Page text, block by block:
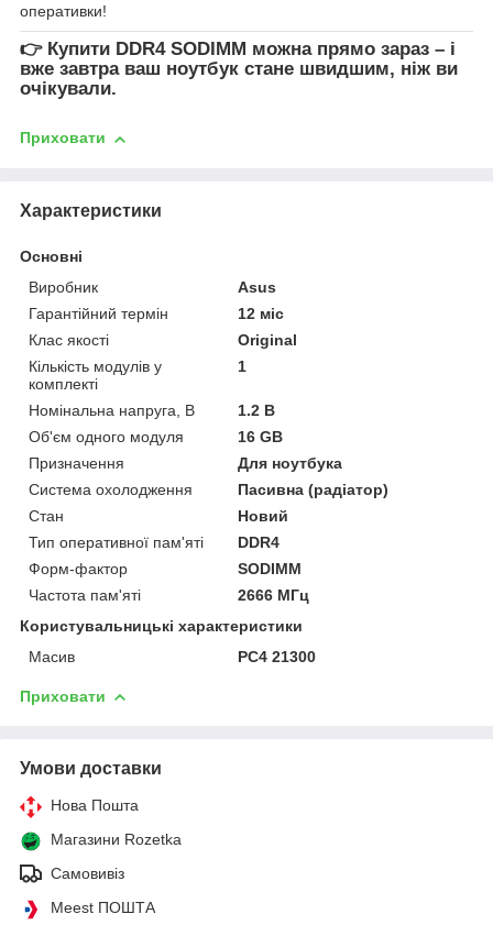
оперативки!
👉 Купити DDR4 SODIMM можна прямо зараз – і
вже завтра ваш ноутбук стане швидшим, ніж ви
очікували.
Приховати
Характеристики
Основні
Виробник
Asus
Гарантійний термін
12 міс
Клас якості
Original
Кількість модулів у
комплекті
1
Номінальна напруга, В
1.2 В
Об'єм одного модуля
16 GB
Призначення
Для ноутбука
Система охолодження
Пасивна (радіатор)
Стан
Новий
Тип оперативної пам'яті
DDR4
Форм-фактор
SODIMM
Частота пам'яті
2666 МГц
Користувальницькі характеристики
Масив
PC4 21300
Приховати
Умови доставки
Нова Пошта
Магазини Rozetka
Самовивіз
Meest ПОШТА